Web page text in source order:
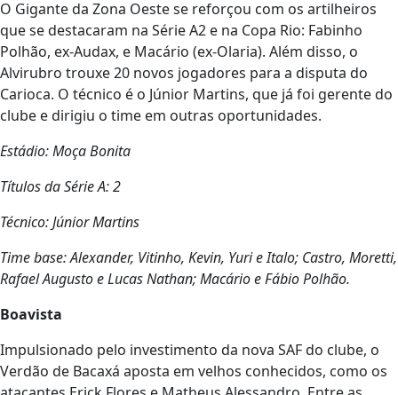
O Gigante da Zona Oeste se reforçou com os artilheiros
que se destacaram na Série A2 e na Copa Rio: Fabinho
Polhão, ex-Audax, e Macário (ex-Olaria). Além disso, o
Alvirubro trouxe 20 novos jogadores para a disputa do
Carioca. O técnico é o Júnior Martins, que já foi gerente do
clube e dirigiu o time em outras oportunidades.
Estádio: Moça Bonita
Títulos da Série A: 2
Técnico: Júnior Martins
Time base: Alexander, Vitinho, Kevin, Yuri e Italo; Castro, Moretti,
Rafael Augusto e Lucas Nathan; Macário e Fábio Polhão.
Boavista
Impulsionado pelo investimento da nova SAF do clube, o
Verdão de Bacaxá aposta em velhos conhecidos, como os